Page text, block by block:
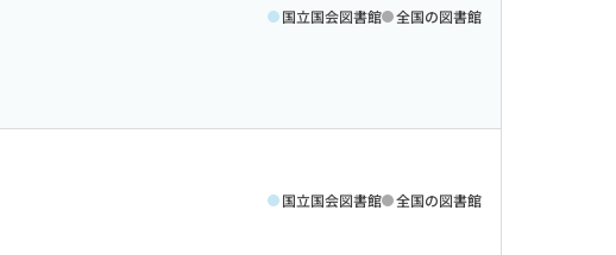
国立国会図書館 全国の図書館
国立国会図書館 全国の図書館